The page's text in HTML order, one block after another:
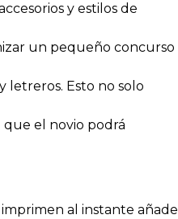
y estilos de
un pequeño concurso
letreros. Esto no solo
que el novio podrá
al instante añade